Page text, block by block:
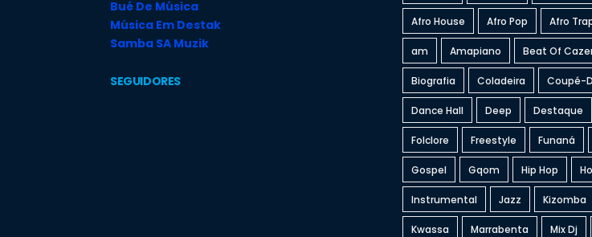
Bué De Música
Música Em Destak
Samba SA Muzik
SEGUIDORES
Afro House Afro Pop Afro
am Amapiano Beat Of
Biografia Coladeira Coupé-
Dance Hall Deep Destaque
Folclore Freestyle Funaná
Gospel Gqom Hip Hop
Instrumental Jazz Kizomba
Kwassa Marrabenta Mix Dj